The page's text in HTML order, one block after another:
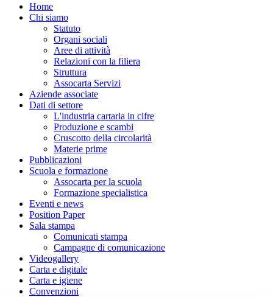
Home
Chi siamo
Statuto
Organi sociali
Aree di attività
Relazioni con la filiera
Struttura
Assocarta Servizi
Aziende associate
Dati di settore
L'industria cartaria in cifre
Produzione e scambi
Cruscotto della circolarità
Materie prime
Pubblicazioni
Scuola e formazione
Assocarta per la scuola
Formazione specialistica
Eventi e news
Position Paper
Sala stampa
Comunicati stampa
Campagne di comunicazione
Videogallery
Carta e digitale
Carta e igiene
Convenzioni